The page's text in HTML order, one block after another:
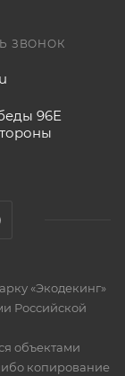
ЗВОНОК
96Е
«Экодекинг»
Российской
объектами
копирование